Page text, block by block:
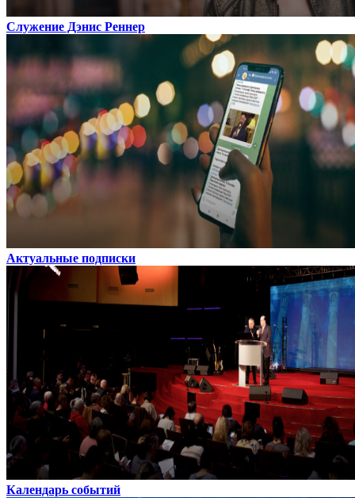
Служение Дэнис Реннер
Актуальные подписки
Календарь событий